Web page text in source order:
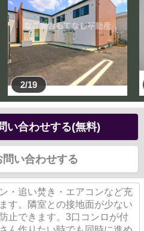
2/19
い合わせする(無料)
問い合わせする
・追い焚き・エアコンなど充
す。隣室との接地面が少ない
止できます。3口コンロが付